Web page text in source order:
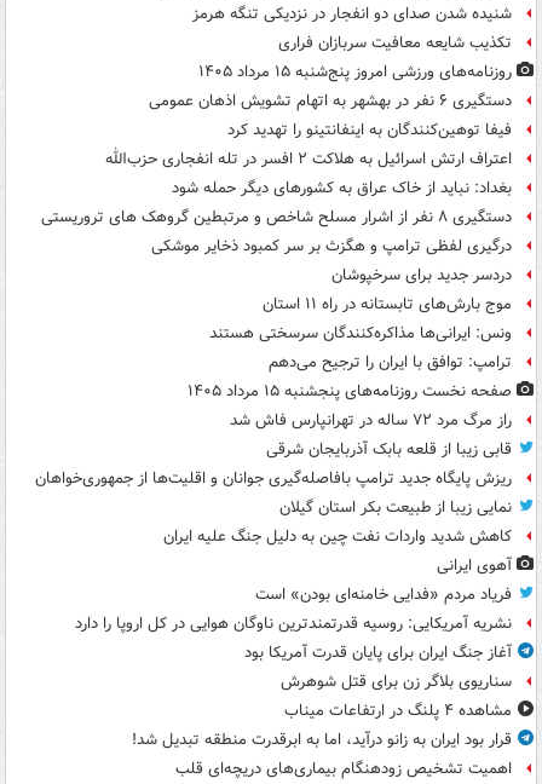
شنیده شدن صدای دو انفجار در نزدیکی تنگه هرمز
تکذیب شایعه معافیت سربازان فراری
روزنامه‌های ورزشی امروز پنج‌شنبه ۱۵ مرداد ۱۴۰۵
دستگیری ۶ نفر در بهشهر به اتهام تشویش اذهان عمومی
فیفا توهین‌کنندگان به اینفانتینو را تهدید کرد
اعتراف ارتش اسرائیل به هلاکت ۲ افسر در تله انفجاری حزب‌الله
بغداد: نباید از خاک عراق به کشورهای دیگر حمله شود
دستگیری ۸ نفر از اشرار مسلح شاخص و مرتبطین گروهک های تروریستی
درگیری لفظی ترامپ و هگزث بر سر کمبود ذخایر موشکی
دردسر جدید برای سرخپوشان
موج بارش‌های تابستانه در راه ۱۱ استان
ونس: ایرانی‌ها مذاکره‌کنندگان سرسختی هستند
ترامپ: توافق با ایران را ترجیح می‌دهم
صفحه نخست روزنامه‌های پنجشنبه ۱۵ مرداد ۱۴۰۵
راز مرگ مرد ۷۲ ساله در تهرانپارس فاش شد
قابی زیبا از قلعه بابک آذربایجان شرقی
ریزش پایگاه جدید ترامپ بافاصله‌گیری جوانان و اقلیت‌ها از جمهوری‌خواهان
نمایی زیبا از طبیعت بکر استان گیلان
کاهش شدید واردات نفت چین به دلیل جنگ علیه ایران
آهوی ایرانی
فریاد مردم «فدایی خامنه‌ای بودن» است
نشریه آمریکایی: روسیه قدرتمندترین ناوگان هوایی در کل اروپا را دارد
آغاز جنگ ایران برای پایان قدرت آمریکا بود
سناریوی بلاگر زن برای قتل شوهرش
مشاهده ۴ پلنگ در ارتفاعات میناب
قرار بود ایران به زانو درآید، اما به ابرقدرت منطقه تبدیل شد!
اهمیت تشخیص زودهنگام بیماری‌های دریچه‌ای قلب